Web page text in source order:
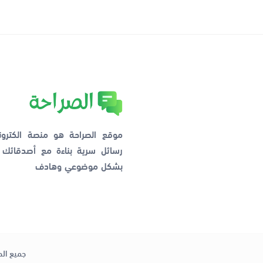
موقع الصراحة هو منصة
رسائل سرية بناءة مع
بشكل موضوعي وهادف
جميع